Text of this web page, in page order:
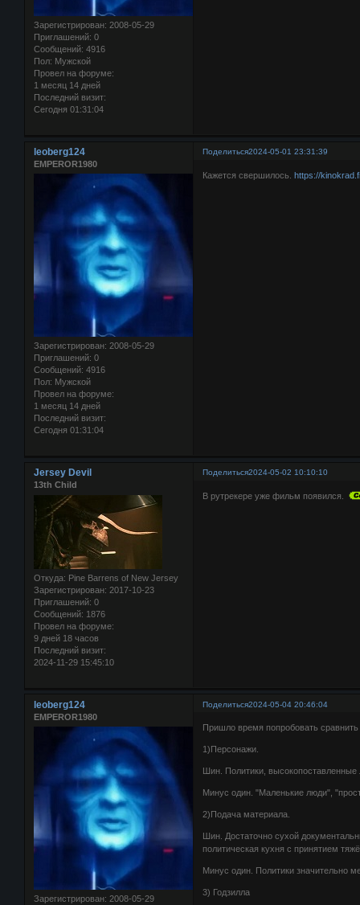
Зарегистрирован: 2008-05-29
Приглашений: 0
Сообщений: 4916
Пол: Мужской
Провел на форуме:
1 месяц 14 дней
Последний визит:
Сегодня 01:31:04
Поделиться2024-05-01 23:31:39
leoberg124
EMPEROR1980
Зарегистрирован: 2008-05-29
Приглашений: 0
Сообщений: 4916
Пол: Мужской
Провел на форуме:
1 месяц 14 дней
Последний визит:
Сегодня 01:31:04
Кажется свершилось.https://
Поделиться2024-05-02 10:10:10
Jersey Devil
13th Child
Откуда: Pine Barrens of New Jersey
Зарегистрирован: 2017-10-23
Приглашений: 0
Сообщений: 1876
Провел на форуме:
9 дней 18 часов
Последний визит:
2024-11-29 15:45:10
В рутрекере уже фильм появился.
Поделиться2024-05-04 20:46:04
leoberg124
EMPEROR1980
Зарегистрирован: 2008-05-29
Пришло время попробовать
1)Персонажи.
Шин. Политики,
Минус один. "Маленькие люди",
2)Подача материала.
Шин. Достаточно сухой
политическая кухня с принятием
Минус один. Политики значительно
3) Годзилла